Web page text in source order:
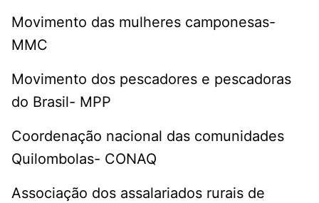
Movimento das mulheres camponesas-
MMC
Movimento dos pescadores e pescadoras
do Brasil- MPP
Coordenação nacional das comunidades
Quilombolas- CONAQ
Associação dos assalariados rurais de